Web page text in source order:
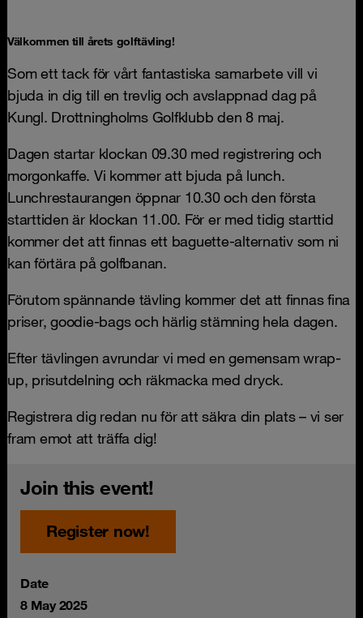
Välkommen till årets golftävling!
Som ett tack för vårt fantastiska samarbete vill vi
bjuda in dig till en trevlig och avslappnad dag på
Kungl. Drottningholms Golfklubb den 8 maj.
Dagen startar klockan 09.30 med registrering och
morgonkaffe. Vi kommer att bjuda på lunch.
Lunchrestaurangen öppnar 10.30 och den första
starttiden är klockan 11.00. För er med tidig starttid
kommer det att finnas ett baguette-alternativ som ni
kan förtära på golfbanan.
Förutom spännande tävling kommer det att finnas fina
priser, goodie-bags och härlig stämning hela dagen.
Efter tävlingen avrundar vi med en gemensam wrap-
up, prisutdelning och räkmacka med dryck.
Registrera dig redan nu för att säkra din plats – vi ser
fram emot att träffa dig!
Join this event!
Register now!
Date
8 May 2025